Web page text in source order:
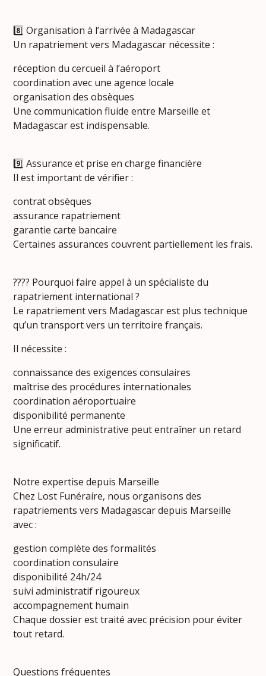
8️⃣ Organisation à l’arrivée à Madagascar
Un rapatriement vers Madagascar nécessite :
réception du cercueil à l’aéroport
coordination avec une agence locale
organisation des obsèques
Une communication fluide entre Marseille et
Madagascar est indispensable.
9️⃣ Assurance et prise en charge financière
Il est important de vérifier :
contrat obsèques
assurance rapatriement
garantie carte bancaire
Certaines assurances couvrent partiellement les frais.
???? Pourquoi faire appel à un spécialiste du
rapatriement international ?
Le rapatriement vers Madagascar est plus technique
qu’un transport vers un territoire français.
Il nécessite :
connaissance des exigences consulaires
maîtrise des procédures internationales
coordination aéroportuaire
disponibilité permanente
Une erreur administrative peut entraîner un retard
significatif.
Notre expertise depuis Marseille
Chez Lost Funéraire, nous organisons des
rapatriements vers Madagascar depuis Marseille
avec :
gestion complète des formalités
coordination consulaire
disponibilité 24h/24
suivi administratif rigoureux
accompagnement humain
Chaque dossier est traité avec précision pour éviter
tout retard.
Questions fréquentes